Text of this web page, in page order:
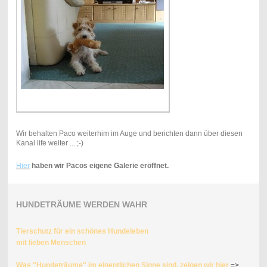
Wir behalten Paco weiterhim im Auge und berichten dann über diesen
Kanal life weiter ... ;-)
Hierhaben wir Pacos eigene Galerie eröffnet.
HUNDETRÄUME WERDEN WAHR
Tierschutz für ein schönes Hundeleben
mit lieben Menschen
Was "Hundeträume" im eigentlichen Sinne sind, zeigen wir hier =>